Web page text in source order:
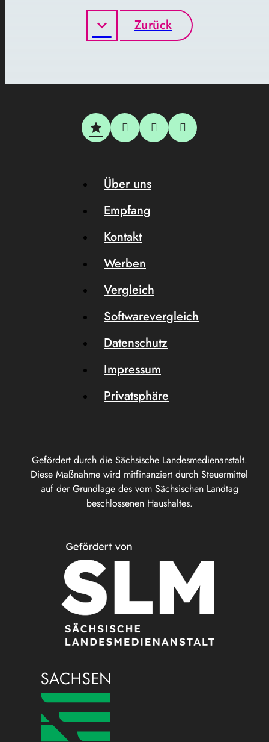
Zurück
Gefördert durch die Sächsische Landesmedienanstalt.
Diese Maßnahme wird mitfinanziert durch Steuermittel
auf der Grundlage des vom Sächsischen Landtag
beschlossenen Haushaltes.
Über uns
Empfang
Kontakt
Werben
Vergleich
Softwarevergleich
Datenschutz
Impressum
Privatsphäre